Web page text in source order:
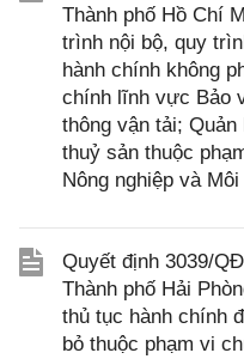
Thành phố Hồ Chí
trình nội bộ, quy
hành chính không
chính lĩnh vực Bảo
thông vận tải;
thuỷ sản thuộc
Nông nghiệp và
Quyết định 3039/
Thành phố Hải
thủ tục hành chính
bỏ thuộc phạm vi